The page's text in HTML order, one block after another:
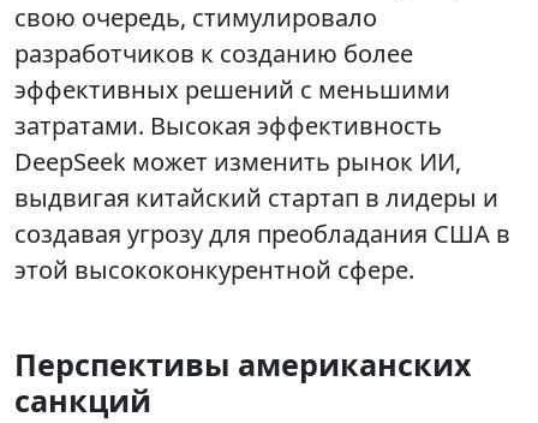
свою очередь, стимулировало
разработчиков к созданию более
эффективных решений с меньшими
затратами. Высокая эффективность
DeepSeek может изменить рынок ИИ,
выдвигая китайский стартап в лидеры и
создавая угрозу для преобладания США в
этой высококонкурентной сфере.
Перспективы американских
санкций